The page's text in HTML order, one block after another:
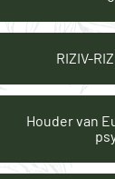
RIZIV-
Houder van